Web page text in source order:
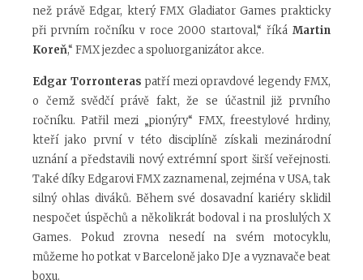
než právě Edgar, který FMX Gladiator Games prakticky
při prvním ročníku v roce 2000 startoval,“ říká Martin
Koreň,“ FMX jezdec a spoluorganizátor akce.
Edgar Torronteras patří mezi opravdové legendy FMX,
o čemž svědčí právě fakt, že se účastnil již prvního
ročníku. Patřil mezi „pionýry“ FMX, freestylové hrdiny,
kteří jako první v této disciplíně získali mezinárodní
uznání a představili nový extrémní sport širší veřejnosti.
Také díky Edgarovi FMX zaznamenal, zejména v USA, tak
silný ohlas diváků. Během své dosavadní kariéry sklidil
nespočet úspěchů a několikrát bodoval i na proslulých X
Games. Pokud zrovna nesedí na svém motocyklu,
můžeme ho potkat v Barceloně jako DJe a vyznavače beat
boxu.